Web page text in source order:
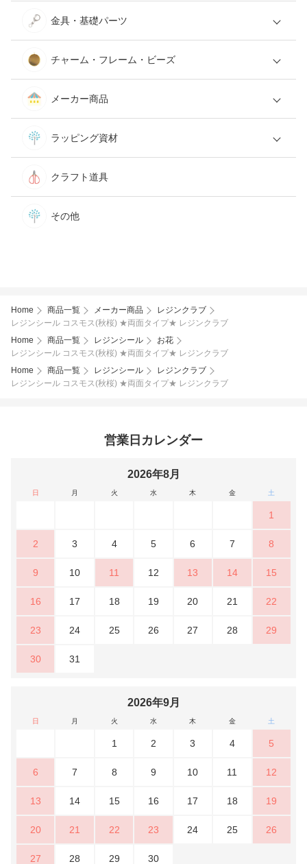
金具・基礎パーツ
チャーム・フレーム・ビーズ
メーカー商品
ラッピング資材
クラフト道具
その他
Home 商品一覧 メーカー商品
レジンクラブ
レジンシール コスモス(秋桜) ★両面タイプ★ レジンクラブ
Home
商品一覧 レジンシール
お花
レジンシール コスモス(秋桜) ★両面タイプ★ レジンクラブ
Home
商品一覧 レジンシール
レジンクラブ
レジンシール コスモス(秋桜) ★両面タイプ★ レジンクラブ
営業日カレンダー
2026年8月
日 月 火 水 木 金 土
1
2 3 4 5 6 7 8
9 10 11 12 13 14 15
16 17 18 19 20 21 22
23 24 25 26 27 28 29
30 31
2026年9月
日 月 火 水 木 金 土
1 2 3 4 5
6 7 8 9 10 11 12
13 14 15 16 17 18 19
20 21 22 23 24 25 26
27 28 29 30